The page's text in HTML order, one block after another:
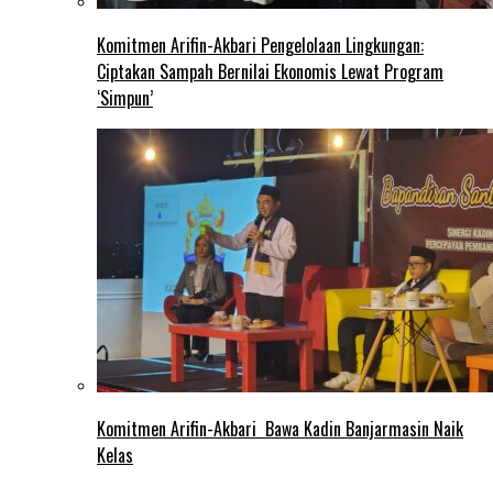
Komitmen Arifin-Akbari Pengelolaan Lingkungan:
Ciptakan Sampah Bernilai Ekonomis Lewat Program
‘Simpun’
Komitmen Arifin-Akbari Bawa Kadin Banjarmasin Naik
Kelas